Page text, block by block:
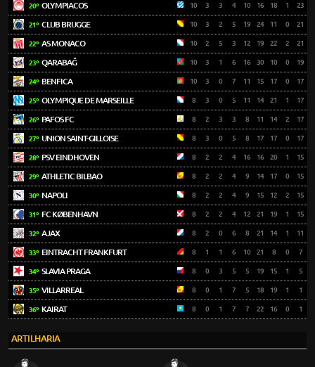
20ºOLYMPIACOS 10 3 3 4 10 16 18 1 23
21ºCLUB BRUGGE 10 3 2 5 19 24 11 0 21
22ºAS MONACO 10 2 5 3 12 19 22 2 21
23ºQARABAĞ 10 3 1 6 16 30 10 0 19
24ºBENFICA 10 3 0 7 11 15 17 0 17
25ºOLYMPIQUE DE MARSEILLE 8 3 0 5 11 14 21 1 17
26ºPAFOS FC 8 2 3 3 8 11 14 2 17
27ºUNION SAINT-GILLOISE 8 3 0 5 8 17 17 0 17
28ºPSV EINDHOVEN 8 2 2 4 16 16 20 1 15
29ºATHLETIC BILBAO 8 2 2 4 9 14 17 0 15
30ºNAPOLI 8 2 2 4 9 15 12 2 15
31ºFC KØBENHAVN 8 2 2 4 12 21 19 1 15
32ºAJAX 8 2 0 6 8 21 14 1 11
33ºEINTRACHT FRANKFURT 8 1 1 6 10 21 8 0 7
34ºSLAVIA PRAGA 8 0 3 5 5 19 15 1 5
35ºVILLARREAL 8 0 1 7 5 18 19 1 1
36ºKAIRAT 8 0 1 7 7 22 16 0 1
ARTILHARIA